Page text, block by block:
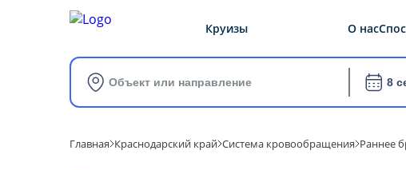
Круизы О нас
Объект или направление 8
Главная Краснодарский край Система кровообращения Раннее